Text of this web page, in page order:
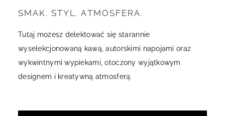
SMAK. STYL. ATMOSFERA.
Tutaj możesz delektować się starannie
wyselekcjonowaną kawą, autorskimi napojami oraz
wykwintnymi wypiekami, otoczony wyjątkowym
designem i kreatywną atmosferą.